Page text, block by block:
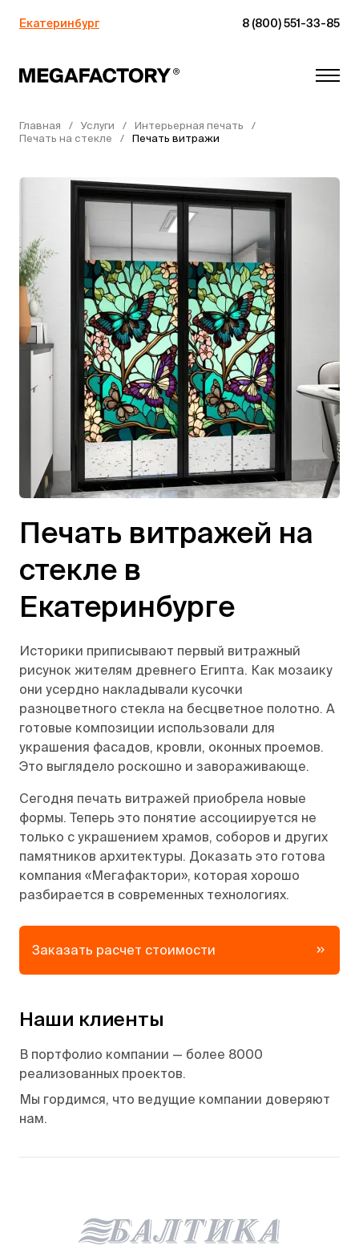
Екатеринбург 8 (800) 551-33-85
Главная Услуги
Интерьерная печать
Печать на стекле
Печать витражи
Печать витражей на
стекле в
Екатеринбурге
Историки приписывают первый витражный
рисунок жителям древнего Египта. Как мозаику
они усердно накладывали кусочки
разноцветного стекла на бесцветное полотно. А
готовые композиции использовали для
украшения фасадов, кровли, оконных проемов.
Это выглядело роскошно и завораживающе.
Сегодня печать витражей приобрела новые
формы. Теперь это понятие ассоциируется не
только с украшением храмов, соборов и других
памятников архитектуры. Доказать это готова
компания «Мегафактори», которая хорошо
разбирается в современных технологиях.
Заказать расчет стоимости
Наши клиенты
В портфолио компании — более 8000
реализованных проектов.
Мы гордимся, что ведущие компании доверяют
нам.